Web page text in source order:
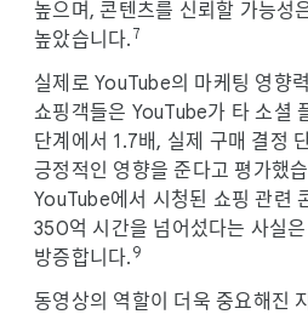
높으며, 콘텐츠를 신뢰할 가능성
높았습니다. 7
실제로 YouTube의 마케팅 영향
쇼핑객들은 YouTube가 타 소셜
단계에서 1.7배, 실제 구매 결정
긍정적인 영향을 준다고 평가했
YouTube에서 시청된 쇼핑 관련
350억 시간을 넘어섰다는 사실
방증합니다. 9
동영상의 역할이 더욱 중요해진